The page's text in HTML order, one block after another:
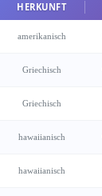
HERKUNFT
amerikanisch
Griechisch
Griechisch
hawaiianisch
hawaiianisch